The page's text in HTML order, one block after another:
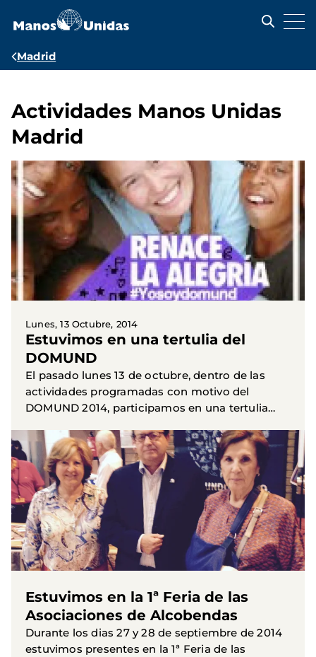
contenido
Ruta
navegación
Madrid
Actividades Manos Unidas
Madrid
Lunes, 13 Octubre, 2014
Estuvimos en una tertulia del
DOMUND
El pasado lunes 13 de octubre, dentro de las
actividades programadas con motivo del
DOMUND 2014, participamos en una tertulia
organizaciones de la Iglesia, al...
Estuvimos en la 1ª Feria de las
Asociaciones de Alcobendas
Durante los dias 27 y 28 de septiembre de 2014
estuvimos presentes en la 1ª Feria de las